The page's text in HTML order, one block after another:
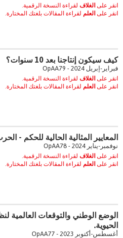
انقر على الغلاف لقراءة النسخة الرقمية.
انقر على العلم لقراءة المقالات بلغتك المختارة.
كيف سيكون إنتاجنا بعد 10 سنوات؟
فبراير-إبريل 2024 - OpAA79
انقر على الغلاف لقراءة النسخة الرقمية.
انقر على العلم لقراءة المقالات بلغتك المختارة.
المعايير المثالية الحالية للحكم -
نوفمبر-يناير 2024 - OpAA78
انقر على الغلاف لقراءة النسخة الرقمية.
انقر على العلم لقراءة المقالات بلغتك المختارة.
الوضع الوطني والتوقعات العالمية
الحيوية.
أغسطس-أكتوبر 2023 - OpAA77